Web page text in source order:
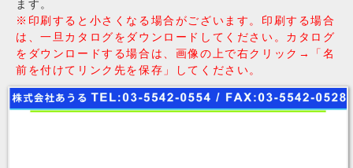
ます。
※印刷すると小さくなる場合がございます。印刷する場合
は、一旦カタログをダウンロードしてください。カタログ
をダウンロードする場合は、画像の上で右クリック→「名
前を付けてリンク先を保存」してください。